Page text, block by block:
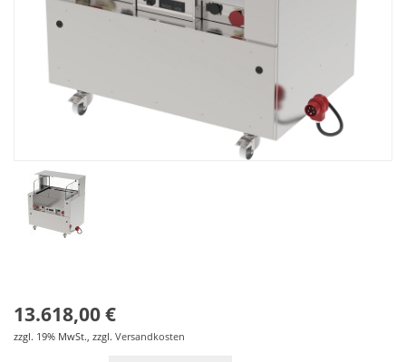
13.618,00 €
zzgl. 19% MwSt., zzgl. Versandkosten